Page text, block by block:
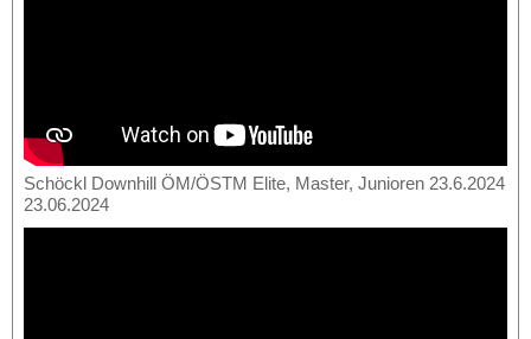
Schöckl Downhill ÖM/ÖSTM Elite, Master, Junioren 23.6.2024
23.06.2024